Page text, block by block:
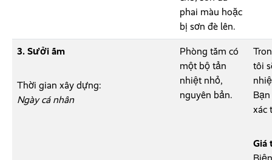
phai màu hoặc
bị sơn đè lên.
3. Sưởi ấm
Thời gian xây dựng:
Ngày cá nhân
Phòng tắm có
một bộ tản
nhiệt nhỏ,
nguyên bản.
tôi
xác
Giá